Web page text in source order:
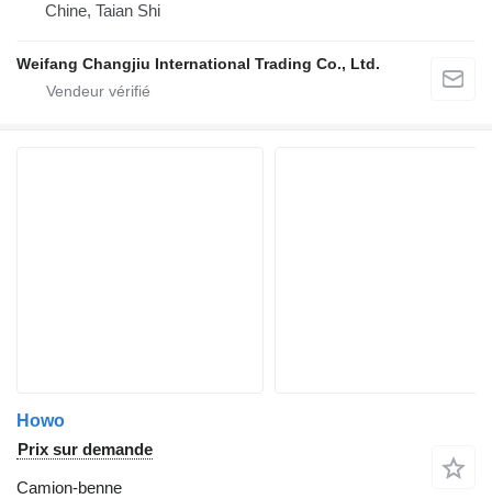
Chine, Taian Shi
Weifang Changjiu International Trading Co., Ltd.
Howo
Prix sur demande
Camion-benne